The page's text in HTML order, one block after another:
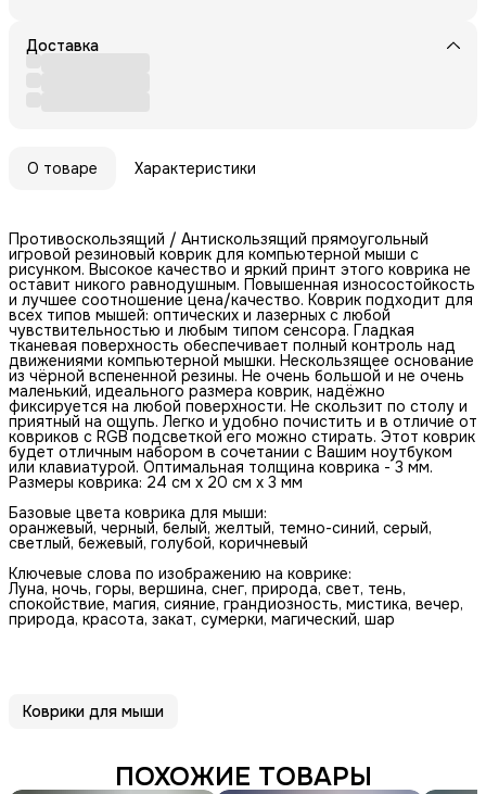
Доставка
О товаре Характеристики
Противоскользящий / Антискользящий прямоугольный
игровой резиновый коврик для компьютерной мыши с
рисунком. Высокое качество и яркий принт этого коврика не
оставит никого равнодушным. Повышенная износостойкость
и лучшее соотношение цена/качество. Коврик подходит для
всех типов мышей: оптических и лазерных с любой
чувствительностью и любым типом сенсора. Гладкая
тканевая поверхность обеспечивает полный контроль над
движениями компьютерной мышки. Нескользящее основание
из чёрной вспененной резины. Не очень большой и не очень
маленький, идеального размера коврик, надёжно
фиксируется на любой поверхности. Не скользит по столу и
приятный на ощупь. Легко и удобно почистить и в отличие от
ковриков с RGB подсветкой его можно стирать. Этот коврик
будет отличным набором в сочетании с Вашим ноутбуком
или клавиатурой. Оптимальная толщина коврика - 3 мм.
Размеры коврика: 24 см x 20 см x 3 мм
Базовые цвета коврика для мыши:
оранжевый, черный, белый, желтый, темно-синий, серый,
светлый, бежевый, голубой, коричневый
Ключевые слова по изображению на коврике:
Луна, ночь, горы, вершина, снег, природа, свет, тень,
спокойствие, магия, сияние, грандиозность, мистика, вечер,
природа, красота, закат, сумерки, магический, шар
Коврики для мыши
ПОХОЖИЕ ТОВАРЫ